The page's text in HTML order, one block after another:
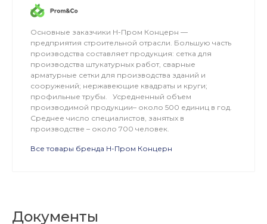
Основные заказчики Н-Пром Концерн —
предприятия строительной отрасли. Большую часть
производства составляет продукция: сетка для
производства штукатурных работ, сварные
арматурные сетки для производства зданий и
сооружений; нержавеющие квадраты и круги;
профильные трубы. Усредненный объем
производимой продукции– около 500 единиц в год.
Среднее число специалистов, занятых в
производстве – около 700 человек.
Все товары бренда Н-Пром Концерн
Документы